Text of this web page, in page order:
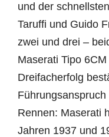
und der
Taruffi und Guido
zwei und drei –
Maserati Tipo
Dreifacherfolg
Rennen: Maserati
Jahren 1937 und